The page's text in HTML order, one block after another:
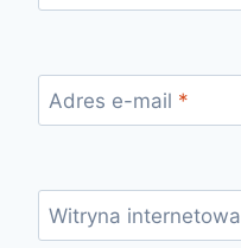
Adres e-mail *
Witryna internetowa